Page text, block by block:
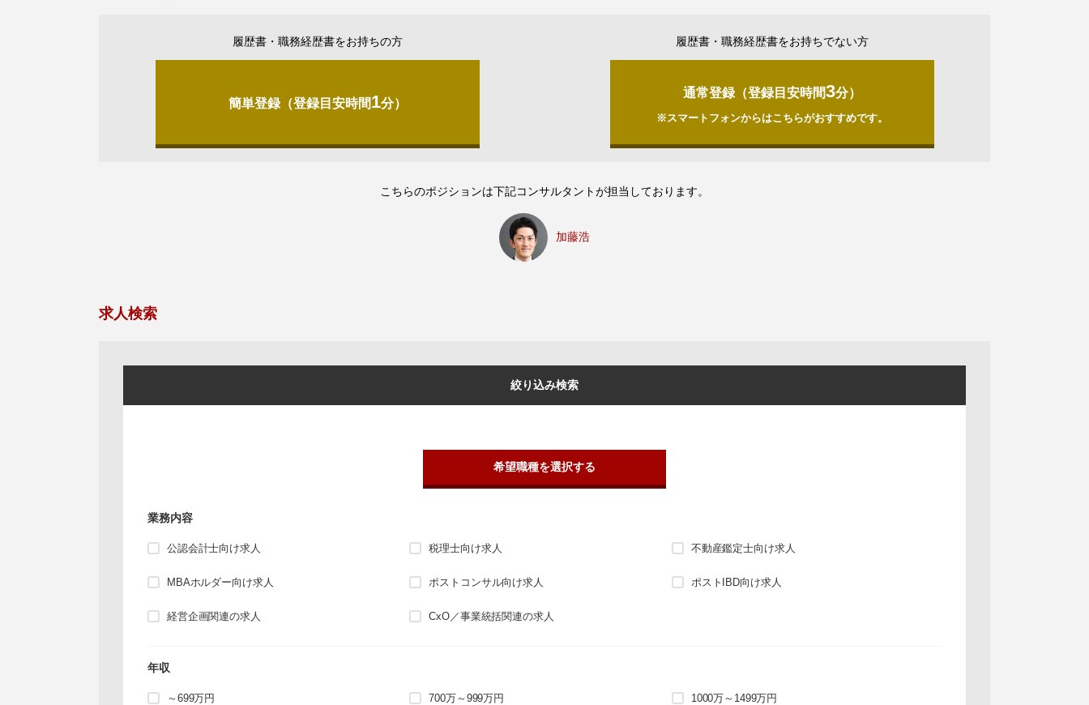
履歴書・職務経歴書をお持ちの方
簡単登録（登録目安時間1分）
履歴書・職務経歴書をお持ちでない方
通常登録（登録目安時間3分）
※スマートフォンからはこちらがおすすめです。
こちらのポジションは下記コンサルタントが担当しております。
加藤浩
求人検索
絞り込み検索
希望職種を選択する
業務内容
公認会計士向け求人 税理士向け求人 不動産鑑定士向け求人
MBAホルダー向け求人 ポストコンサル向け求人 ポストIBD向け求人
経営企画関連の求人 CxO／事業統括関連の求人
年収
～699万円 700万～999万円 1000万～1499万円